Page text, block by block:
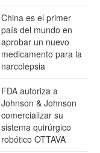
China es el primer
país del mundo en
aprobar un nuevo
medicamento para la
narcolepsia
FDA autoriza a
Johnson & Johnson
comercializar su
sistema quirúrgico
robótico OTTAVA